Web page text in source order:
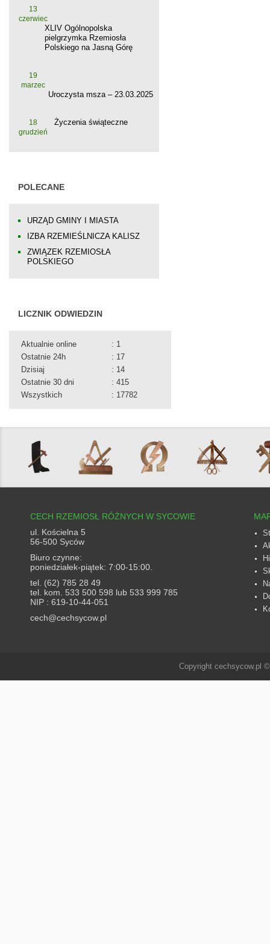
13
czerwiec
XLIV Ogólnopolska
pielgrzymka Rzemiosła
Polskiego na Jasną Górę
19
marzec
Uroczysta msza – 23.03.2025
18
grudzień
Życzenia świąteczne
POLECANE
URZĄD GMINY I MIASTA
IZBA RZEMIEŚLNICZA KALISZ
ZWIĄZEK RZEMIOSŁA
POLSKIEGO
LICZNIK ODWIEDZIN
Aktualnie online
: 1
Ostatnie 24h
: 17
Dzisiaj
: 14
Ostatnie 30 dni
: 415
Wszystkich
: 17782
CECH RZEMIOSŁ RÓŻNYCH W SYCOWIE
ul. Kościelna 5
56-500 Syców
Biuro czynne:
poniedziałek-piątek: 7:00-15:00.
tel. (62) 785 28 49
tel. kom. 533 500 598 lub 533 999 785
NIP : 619-10-44-051
cech@cechsycow.pl
Copyright cechsycow.pl